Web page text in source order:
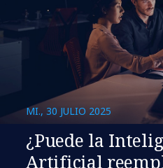
MI., 30 JULIO 2025
¿Puede la
Artificial